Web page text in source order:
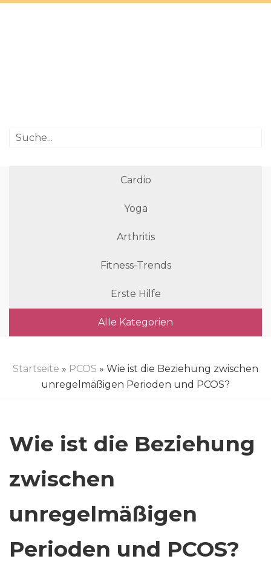
Cardio
Yoga
Arthritis
Fitness-Trends
Erste Hilfe
Alle Kategorien
Startseite » PCOS » Wie ist die Beziehung zwischen
unregelmäßigen Perioden und PCOS?
Wie ist die Beziehung
zwischen
unregelmäßigen
Perioden und PCOS?